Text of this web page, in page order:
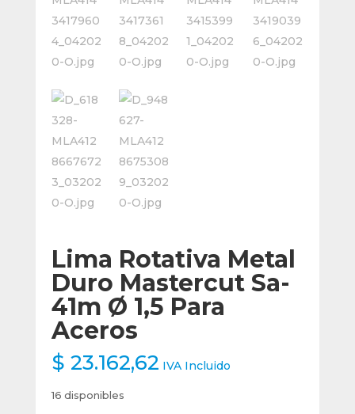
Lima Rotativa Metal
Duro Mastercut Sa-
41m Ø 1,5 Para
Aceros
$ 23.162,62 IVA Incluido
16 disponibles